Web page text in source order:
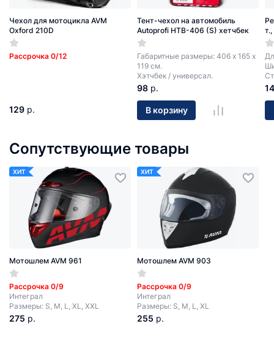
Чехол для мотоцикла AVM
Oxford 210D
Рассрочка 0/12
129 р.
Тент-чехол на автомобиль
Autoprofi HTB-406 (S) хетчбек
Габаритные размеры: 406 х 165 х
119 см.
Хэтчбек / универсал.
98 р.
В корзину
14
Сопутствующие товары
ХИТ
Мотошлем AVM 961
Рассрочка 0/9
Интеграл
Размеры: S, M, L, XL, XXL
275 р.
ХИТ
Мотошлем AVM 903
Рассрочка 0/9
Интеграл
Размеры: S, M, L, XL
255 р.